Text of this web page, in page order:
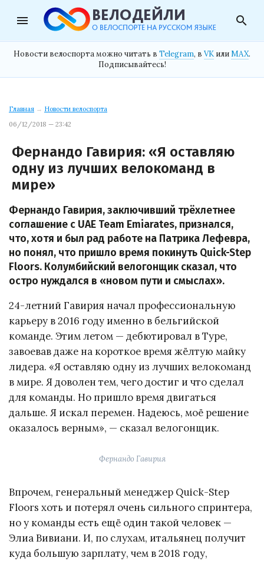
menu search
Новости велоспорта можно читать в Telegram, в VK илиMAX.
Подписывайтесь!
Главная → Новости велоспорта
06/12/2018 — 23:42
Фернандо Гавирия: «Я оставляю
одну из лучших велокоманд в
мире»
Фернандо Гавирия, заключивший трёхлетнее
соглашение с UAE Team Emiarates, признался,
что, хотя и был рад работе на Патрика Лефевра,
но понял, что пришло время покинуть Quick-Step
Floors. Колумбийский велогонщик сказал, что
остро нуждался в «новом пути и смыслах».
24-летний Гавирия начал профессиональную
карьеру в 2016 году именно в бельгийской
команде. Этим летом — дебютировал в Туре,
завоевав даже на короткое время жёлтую майку
лидера. «Я оставляю одну из лучших велокоманд
в мире. Я доволен тем, чего достиг и что сделал
для команды. Но пришло время двигаться
дальше. Я искал перемен. Надеюсь, моё решение
оказалось верным», — сказал велогонщик.
Фернандо Гавирия
Впрочем, генеральный менеджер Quick-Step
Floors хоть и потерял очень сильного спринтера,
но у команды есть ещё один такой человек —
Элиа Вивиани. И, по слухам, итальянец получит
куда большую зарплату, чем в 2018 году,